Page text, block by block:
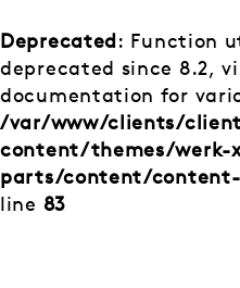
Deprecated: Function
deprecated since 8.2,
documentation for
/var/www/clients/
content/themes/
parts/content/content-
line 83